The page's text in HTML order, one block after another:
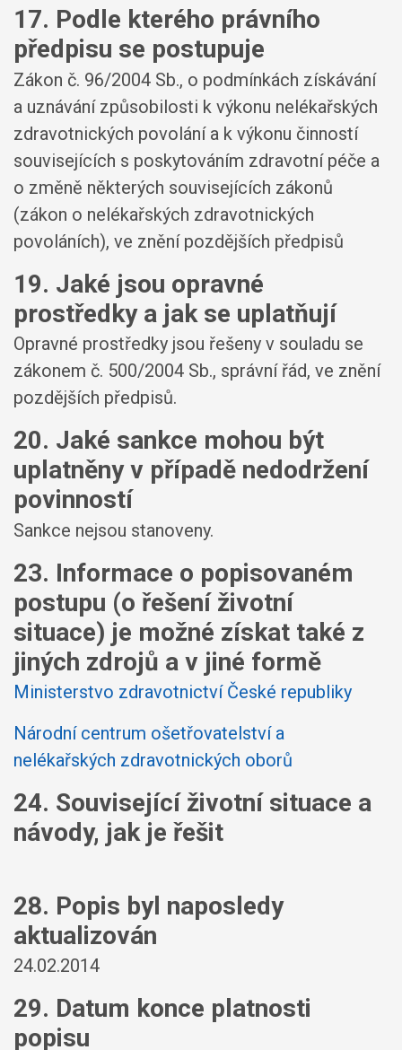
17. Podle kterého právního
předpisu se postupuje
Zákon č. 96/2004 Sb., o podmínkách získávání
a uznávání způsobilosti k výkonu nelékařských
zdravotnických povolání a k výkonu činností
souvisejících s poskytováním zdravotní péče a
o změně některých souvisejících zákonů
(zákon o nelékařských zdravotnických
povoláních), ve znění pozdějších předpisů
19. Jaké jsou opravné
prostředky a jak se uplatňují
Opravné prostředky jsou řešeny v souladu se
zákonem č. 500/2004 Sb., správní řád, ve znění
pozdějších předpisů.
20. Jaké sankce mohou být
uplatněny v případě nedodržení
povinností
Sankce nejsou stanoveny.
23. Informace o popisovaném
postupu (o řešení životní
situace) je možné získat také z
jiných zdrojů a v jiné formě
Ministerstvo zdravotnictví České republiky
Národní centrum ošetřovatelství a
nelékařských zdravotnických oborů
24. Související životní situace a
návody, jak je řešit
28. Popis byl naposledy
aktualizován
24.02.2014
29. Datum konce platnosti
popisu